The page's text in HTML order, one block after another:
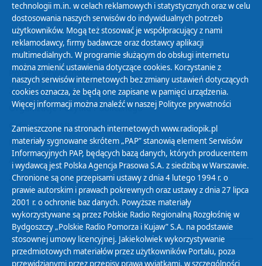
Polityka Prywatności
Zasady korzystania z Serwisu
Organizacje Pożytku Publicznego
Cyfryzacja DAB+
Polityka ochrony danych osobowych
Abonament
Zamówienia publiczne
Biuletyn Informacji Publicznej
technologii m.in. w celach reklamowych i statystycznych oraz w celu
dostosowania naszych serwisów do indywidualnych potrzeb
użytkowników. Mogą też stosować je współpracujący z nami
reklamodawcy, firmy badawcze oraz dostawcy aplikacji
multimedialnych. W programie służącym do obsługi internetu
można zmienić ustawienia dotyczące cookies. Korzystanie z
naszych serwisów internetowych bez zmiany ustawień dotyczących
cookies oznacza, że będą one zapisane w pamięci urządzenia.
Więcej informacji można znaleźć w naszej Polityce prywatności
Zamieszczone na stronach internetowych www.radiopik.pl
materiały sygnowane skrótem „PAP” stanowią element Serwisów
Informacyjnych PAP, będących bazą danych, których producentem
i wydawcą jest Polska Agencja Prasowa S.A. z siedzibą w Warszawie.
Chronione są one przepisami ustawy z dnia 4 lutego 1994 r. o
prawie autorskim i prawach pokrewnych oraz ustawy z dnia 27 lipca
2001 r. o ochronie baz danych. Powyższe materiały
wykorzystywane są przez Polskie Radio Regionalną Rozgłośnię w
Bydgoszczy „Polskie Radio Pomorza i Kujaw” S.A. na podstawie
stosownej umowy licencyjnej. Jakiekolwiek wykorzystywanie
przedmiotowych materiałów przez użytkowników Portalu, poza
przewidzianymi przez przepisy prawa wyjątkami, w szczególności